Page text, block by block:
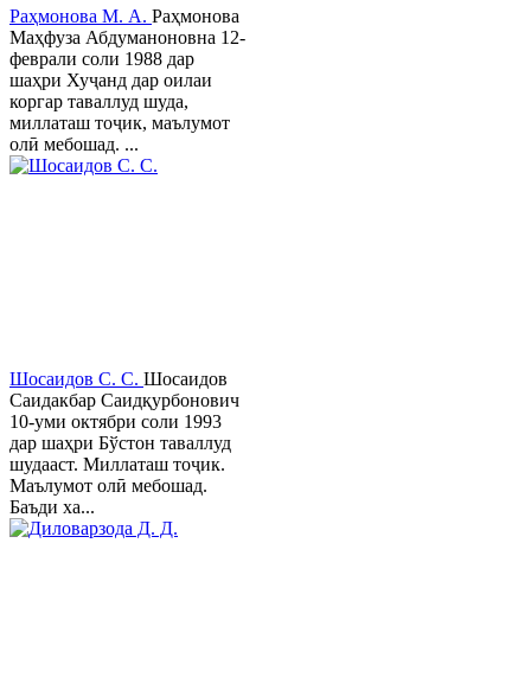
Раҳмонова М. А. Раҳмонова
Маҳфуза Абдуманоновна 12-
феврали соли 1988 дар
шаҳри Хуҷанд дар оилаи
коргар таваллуд шуда,
миллаташ тоҷик, маълумот
олӣ мебошад. ...
Шосаидов С. С. Шосаидов
Саидакбар Саидқурбонович
10-уми октябри соли 1993
дар шаҳри Бўстон таваллуд
шудааст. Миллаташ тоҷик.
Маълумот олӣ мебошад.
Баъди ха...